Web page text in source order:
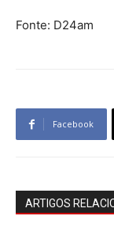
Fonte: D24am
Facebook
ARTIGOS